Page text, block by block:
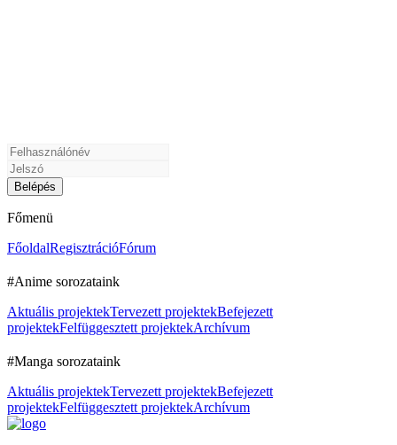
Főmenü
FőoldalRegisztrációFórum
#Anime sorozataink
Aktuális projektekTervezett projektekBefejezett
projektekFelfüggesztett projektekArchívum
#Manga sorozataink
Aktuális projektekTervezett projektekBefejezett
projektekFelfüggesztett projektekArchívum